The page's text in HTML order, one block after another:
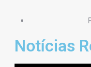
Notícias